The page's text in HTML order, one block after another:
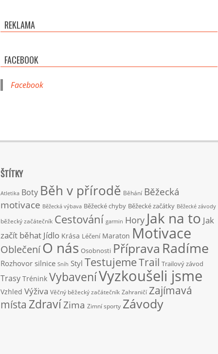
REKLAMA
FACEBOOK
Facebook
ŠTÍTKY
Atletika Boty Běh v přírodě Běhání Běžecká
motivace Běžecká výbava Běžecké chyby Běžecké začátky Běžecké závody
běžecký začátečník Cestování garmin Hory Jak na to Jak
začít běhat Jídlo Krása Léčení Maraton Motivace
OblečeníO nás Osobnosti Příprava Radíme
Rozhovor silnice Sníh Styl TestujemeTrail Trailový závod
Trasy Trénink VybaveníVyzkoušeli jsme
Vzhled Výživa Věčný běžecký začátečník Zahraničí Zajímavá
místa ZdravíZima Zimní sporty Závody